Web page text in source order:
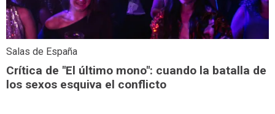
Salas de España
Crítica de "El último mono": cuando la batalla de
los sexos esquiva el conflicto